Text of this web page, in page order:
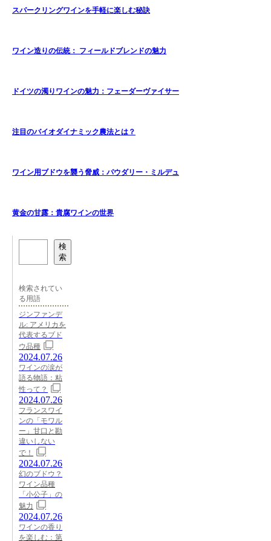
スパークリングワインを手軽に楽しむ秘訣
ワイン造りの伝統： フィールドブレンドの魅力
ドイツの濁りワインの魅力：フェーダーヴァイサー
注目のバイオダイナミック農法とは？
ワイン用ブドウを襲う脅威：パウダリー・ミルデュ
黄金の甘露：貴腐ワインの世界
検
索
検索されてい
る用語
ジンファンデ
ル: アメリカを
代表するブド
ウ品種
2024.07.26
ワインの涙が
語る物語：粘
性って？
2024.07.26
フランスワイ
ンの「モワル
ー」甘口と勘
違いしない
で！
2024.07.26
幻のブドウ？
ワイン品種
「小公子」の
魅力
2024.07.26
ワインの香り
を楽しむ：第